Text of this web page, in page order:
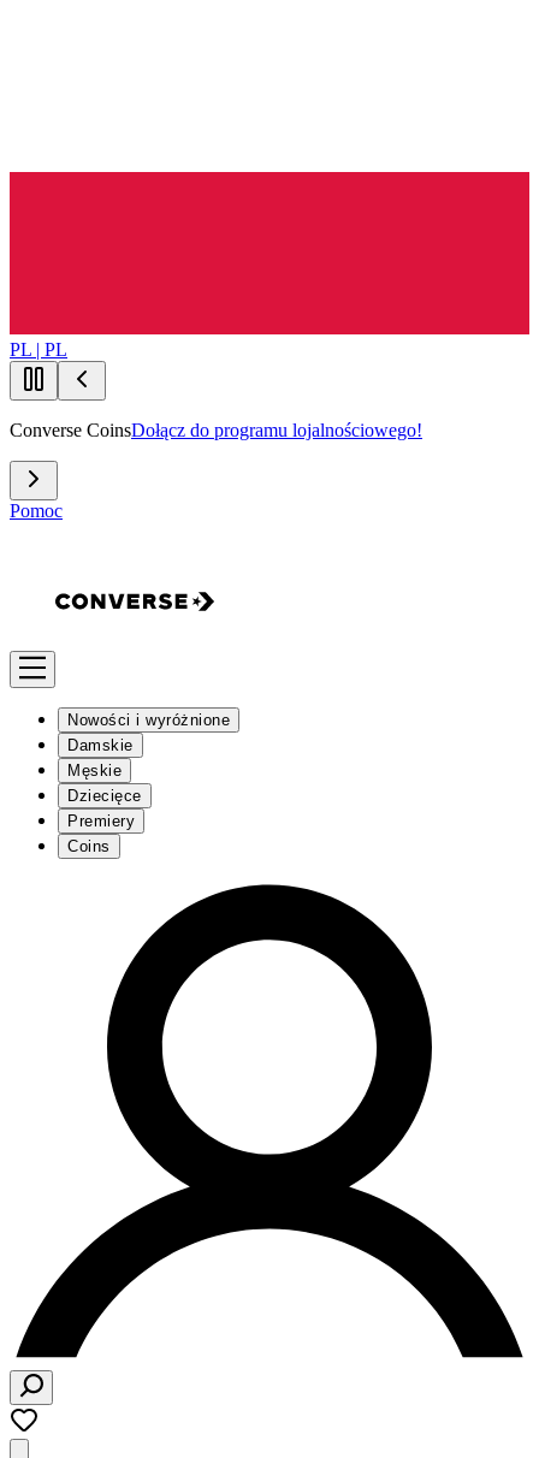
PL | PL
Converse CoinsDołącz do programu lojalnościowego!
Pomoc
Nowości i wyróżnione
Damskie
Męskie
Dziecięce
Premiery
Coins